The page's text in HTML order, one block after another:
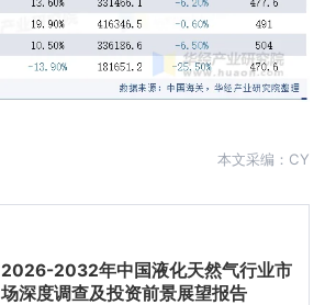
本文采编：CY
2026-2032年中国液化天然气行业市
场深度调查及投资前景展望报告